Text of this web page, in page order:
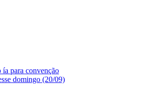
para convenção
domingo (20/09)